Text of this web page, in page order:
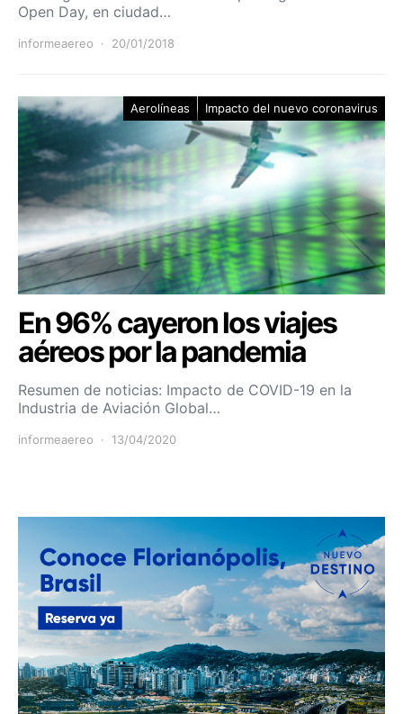
Open Day, en ciudad…
informeaereo 20/01/2018
Aerolíneas Impacto del nuevo coronavirus
En 96% cayeron los viajes
aéreos por la pandemia
Resumen de noticias: Impacto de COVID-19 en la
Industria de Aviación Global…
informeaereo 13/04/2020